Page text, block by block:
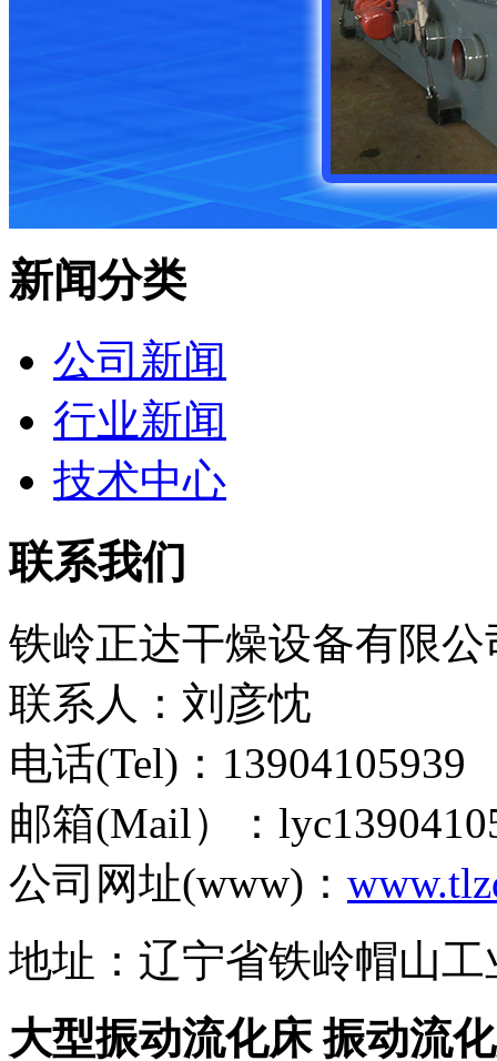
新闻分类
公司新闻
行业新闻
技术中心
联系我们
铁岭正达干燥设备有限公
联系人：刘彦忱
电话(Tel)：13904105939
邮箱(Mail）：
公司网址(www)：
地址：辽宁省铁岭帽山工
大型振动流化床 振动流